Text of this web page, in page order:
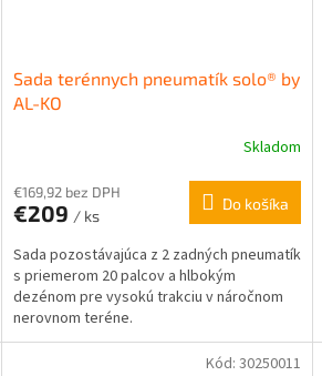
Sada terénnych pneumatík solo® by
AL-KO
Skladom
€169,92 bez DPH
€209 / ks
Do košíka
Sada pozostávajúca z 2 zadných pneumatík
s priemerom 20 palcov a hlbokým
dezénom pre vysokú trakciu v náročnom
nerovnom teréne.
Kód: 30250011